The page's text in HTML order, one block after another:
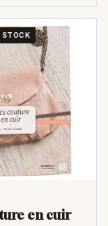
ces
vos propres
et des
telles
STOCK
en cuir